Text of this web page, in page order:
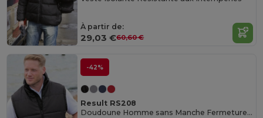
À partir de:
29,03 €60,60 €
-42%
Result RS208
Doudoune Homme sans Manche Fermeture Grand Zip